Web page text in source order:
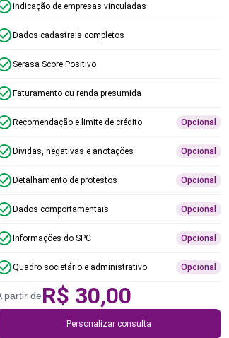
Indicação de empresas vinculadas
Dados cadastrais completos
Serasa Score Positivo
Faturamento ou renda presumida
Recomendação e limite de crédito Opcional
Dívidas, negativas e anotações Opcional
Detalhamento de protestos Opcional
Dados comportamentais Opcional
Informações do SPC Opcional
Quadro societário e administrativo Opcional
partir deR$ 30,00
Personalizar consulta